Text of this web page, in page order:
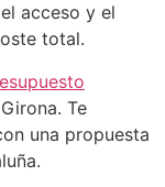
acceso y el
total.
Te
una propuesta